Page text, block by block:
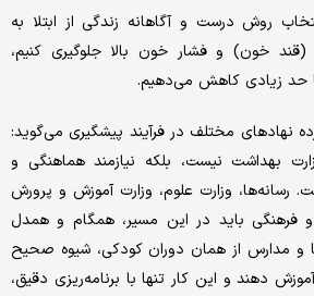
روش درست و آگاهانه زندگی از ابتلا به
(قند خون) و فشار خون بالا جلوگیری کنیم،
حد زیادی کاهش می‌دهیم.
نهادهای مختلف در فرآیند پیشگیری می‌گوید:
بهداشت نیست، بلکه نیازمند هماهنگی و
رسانه‌ها، وزارت علوم، وزارت آموزش و پرورش
فرهنگی باید در این مسیر، همگام و همدل
و مدارس از همان دوران کودکی، شیوه صحیح
دهند و این کار تنها با برنامه‌ریزی دقیق،